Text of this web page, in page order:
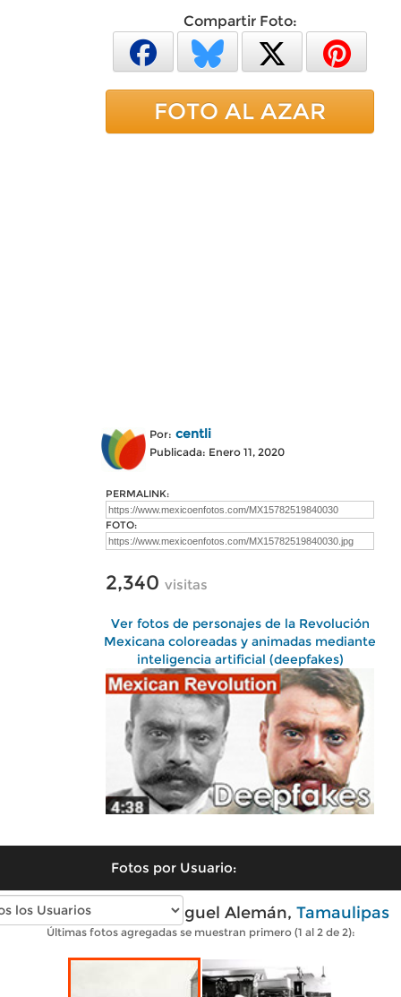
Compartir Foto:
FOTO AL AZAR
Por: centli
Publicada: Enero 11, 2020
PERMALINK:
FOTO:
2,340 visitas
Ver fotos de personajes de la Revolución
Mexicana coloreadas y animadas mediante
inteligencia artificial (deepfakes)
Fotos por Usuario:
Fotos antiguas de Miguel Alemán, Tamaulipas
Últimas fotos agregadas se muestran primero (1 al 2 de 2):